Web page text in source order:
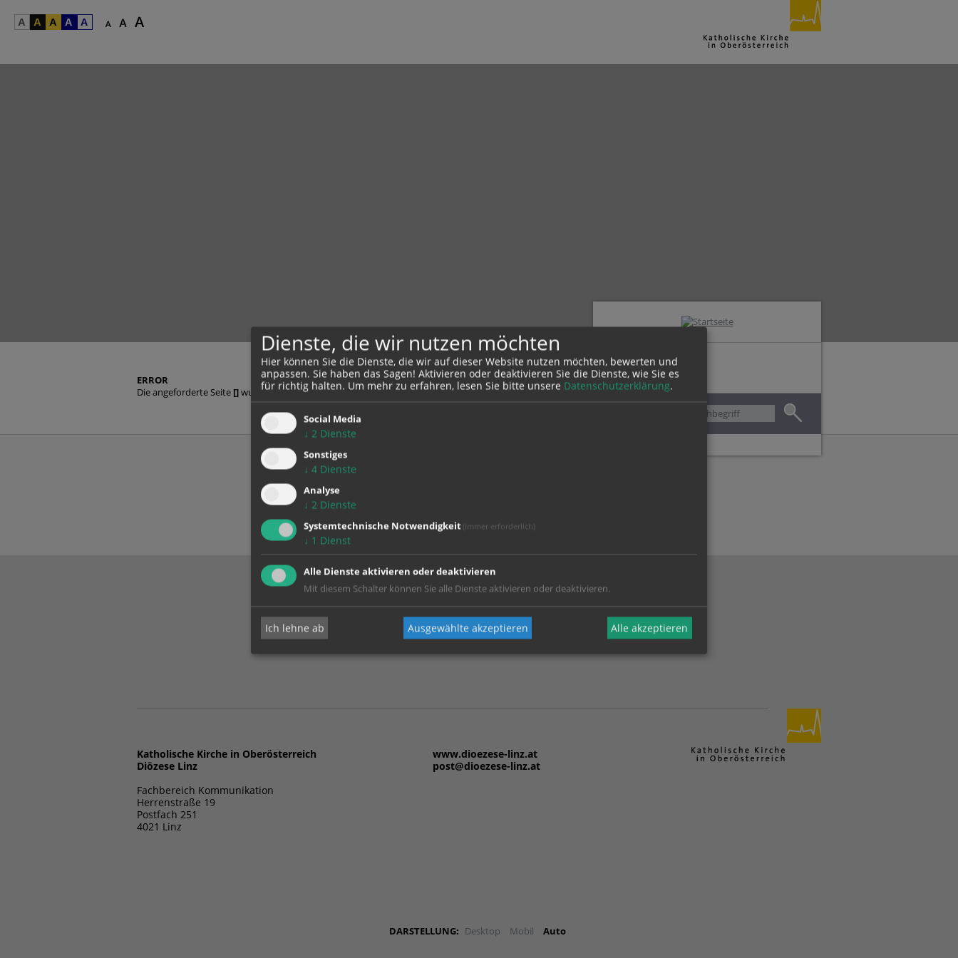
KONTAKT
ERROR
Die angeforderte Seite []wurde nicht gefunden!
Katholische Kirche in Oberösterreich
Diözese Linz
Fachbereich Kommunikation
Herrenstraße 19
Postfach 251
4021 Linz
www.dioezese-linz.at
post@dioezese-linz.at
DARSTELLUNG: Desktop Mobil Auto
Dienste, die wir nutzen möchten
Hier können Sie die Dienste, die wir auf dieser Website nutzen möchten, bewerten und
anpassen. Sie haben das Sagen! Aktivieren oder deaktivieren Sie die Dienste, wie Sie es
für richtig halten. Um mehr zu erfahren, lesen Sie bitte unsere Datenschutzerklärung.
Social Media
↓ 2 Dienste
Sonstiges
↓ 4 Dienste
Analyse
↓ 2 Dienste
Systemtechnische Notwendigkeit (immer erforderlich)
↓ 1 Dienst
Alle Dienste aktivieren oder deaktivieren
Mit diesem Schalter können Sie alle Dienste aktivieren oder deaktivieren.
Ich lehne ab Ausgewählte akzeptieren Alle akzeptieren